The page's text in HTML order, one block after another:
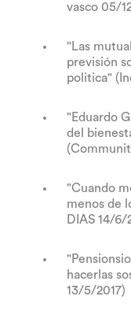
vasco 05/
"Las
previsión
politica"
"Eduardo
del
"Cuando
menos de
DIAS 14/6/
hacerlas
13/5/2017)